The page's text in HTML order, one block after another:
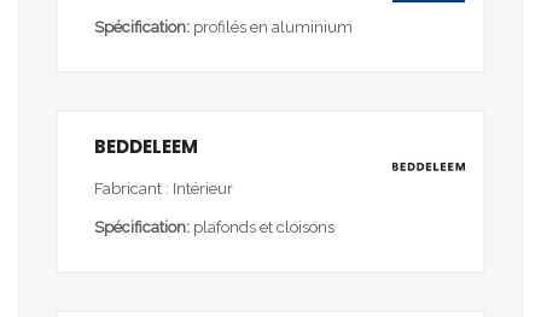
Spécification: profilés en aluminium
BEDDELEEM
Fabricant : Intérieur
Spécification: plafonds et cloisons